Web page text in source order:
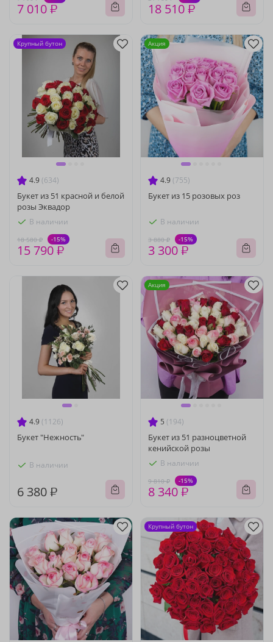
7 010 ₽ 18 510 ₽
4.9 (634)
Букет из 51 красной и белой
розы Эквадор
В наличии
18 580 ₽ -15%
15 790 ₽
Крупный бутон
4.9 (755)
Букет из 15 розовых роз
В наличии
3 880 ₽ -15%
3 300 ₽
Акция
4.9 (1126)
Букет "Нежность"
В наличии
6 380 ₽
5 (194)
Букет из 51 разноцветной
кенийской розы
В наличии
9 810 ₽ -15%
8 340 ₽
Акция
Крупный бутон